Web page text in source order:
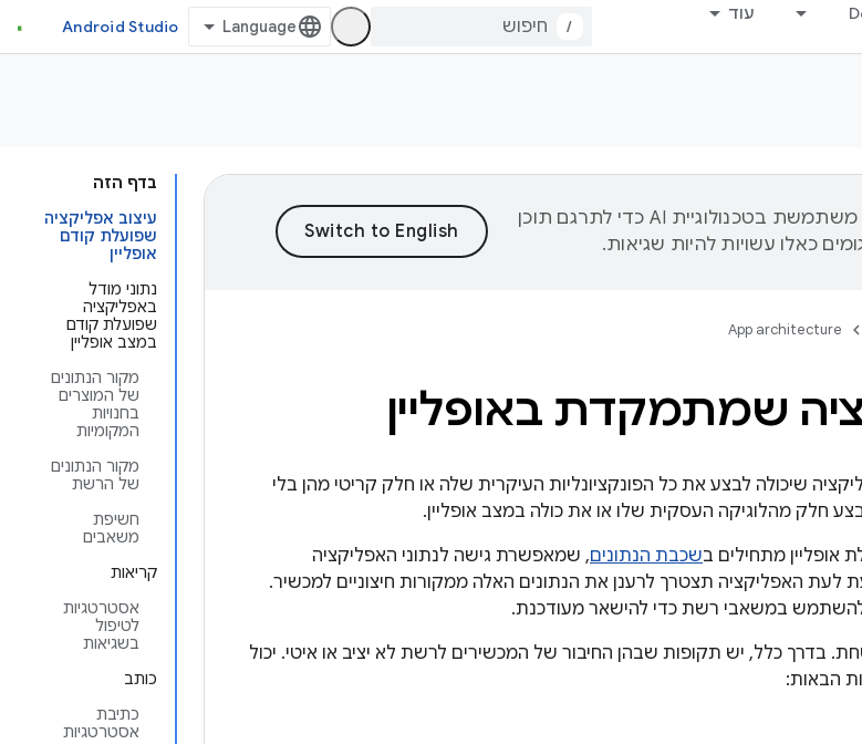
עוד
/
Android Studio
בדף הזה
עיצוב אפליקציה
שפועלת קודם
אופליין
נתוני מודל
באפליקציה
שפועלת קודם
במצב אופליין
מקור הנתונים
של המוצרים
בחנויות
המקומיות
מקור הנתונים
של הרשת
חשיפת
משאבים
קריאות
אסטרטגיות
לטיפול
בשגיאות
כותב
כתיבת
אסטרטגיות
‫Google משתמשת בטכנולוגיית AI כדי לתרגם תוכן
כאלו עשויות להיות שגיאות.
App architecture
שמתמקדת באופליין
שיכולה לבצע את כל הפונקציונליות העיקרית שלה או חלק קריטי מהן בלי
חלק מהלוגיקה העסקית שלו או את כולה במצב אופליין.
אופליין מתחילים בשכבת הנתונים, שמאפשרת גישה לנתוני האפליקציה
לעת האפליקציה תצטרך לרענן את הנתונים האלה ממקורות חיצוניים למכשיר.
להשתמש במשאבי רשת כדי להישאר מעודכנת.
בדרך כלל, יש תקופות שבהן החיבור של המכשירים לרשת לא יציב או איטי. יכול
הבאות: